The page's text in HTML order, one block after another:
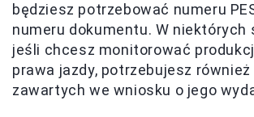
będziesz potrzebować numeru
numeru dokumentu. W niektórych
jeśli chcesz monitorować
prawa jazdy, potrzebujesz
zawartych we wniosku o jego